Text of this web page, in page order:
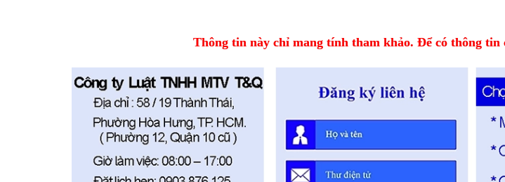
Thông tin này chỉ mang tính tham khảo. Để có thông